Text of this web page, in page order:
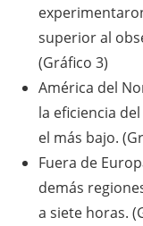
superior al
(Gráfico 3)
América del
la eficiencia
el más bajo.
Fuera de
demás
a siete horas.